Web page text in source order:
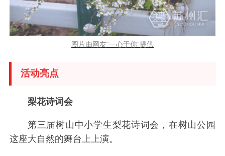
图片由网友“一心于你”提供
活动亮点
梨花诗词会
第三届树山中小学生梨花诗词会，在树山公园
这座大自然的舞台上上演。